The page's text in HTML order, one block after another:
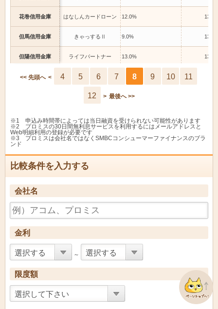
花巻信用金庫
但馬信用金庫
但陽信用金庫
但陽信用金庫
笠岡信用組合
巻信用組合
中ノ郷信用組合
関信用金庫
関信用金庫
小樽信用金庫
小樽信用金庫
紀北信用金庫
紀北信用金庫
はなしんカードローン 12.0%
きゃっするⅡ 9.0%
ライフパートナー 13.0%
おてがる 13.0%
しんきんカードローン 11.6%
カードローン 6.0%
カードローン・ステッ
13.0%
ン・アラカルト
5.5%
随時返済型 13.0%
リリーフエース
マイドリームカード 12.0%
カ - ド ロ - ン
<< 先頭へ < 4 5 6 7 8 9 10 11
12 > 最後へ >>
※1 申込み時間帯によっては当日融資を受けられない可能性があります
※2 プロミスの30日間無利息サービスを利用するにはメールアドレスと
Web明細利用の登録が必要です
※3 プロミスは会社名ではなくSMBCコンシューマーファイナンスのブラ
ンド
比較条件を入力する
会社名
金利
選択する ～ 選択する
限度額
選択して下さい